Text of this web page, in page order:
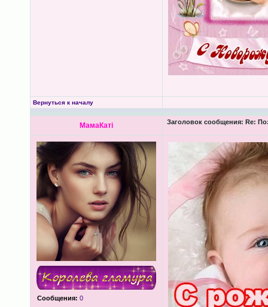
Вернуться к началу
МамаКатi Заголовок сообщения: Re:
Сообщения: 0